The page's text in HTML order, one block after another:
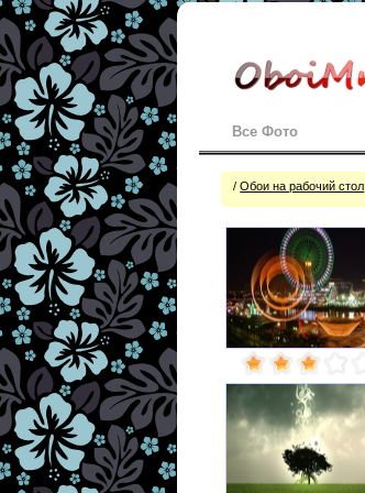
Все Фото
/Обои на рабочий стол